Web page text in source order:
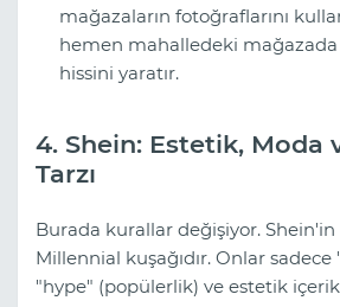
mağazaların fotoğraflarını
hemen mahalledeki mağazada
hissini yaratır.
4. Shein: Estetik, Moda
Tarzı
Burada kurallar değişiyor.
Millennial kuşağıdır. Onlar
"hype" (popülerlik) ve estetik